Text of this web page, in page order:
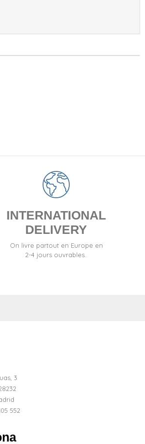
INTERNATIONAL
DELIVERY
On livre partout en Europe en
2-4 jours ouvrables..
3
552